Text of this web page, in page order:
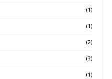
(1)
(1)
(2)
(3)
(1)